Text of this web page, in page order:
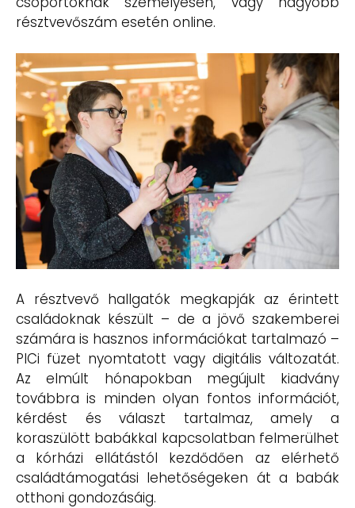
résztvevőszám esetén online.
A résztvevő hallgatók megkapják az érintett
családoknak készült – de a jövő szakemberei
számára is hasznos információkat tartalmazó –
PICi füzet nyomtatott vagy digitális változatát.
Az elmúlt hónapokban megújult kiadvány
továbbra is minden olyan fontos információt,
kérdést és választ tartalmaz, amely a
koraszülött babákkal kapcsolatban felmerülhet
a kórházi ellátástól kezdődően az elérhető
családtámogatási lehetőségeken át a babák
otthoni gondozásáig.